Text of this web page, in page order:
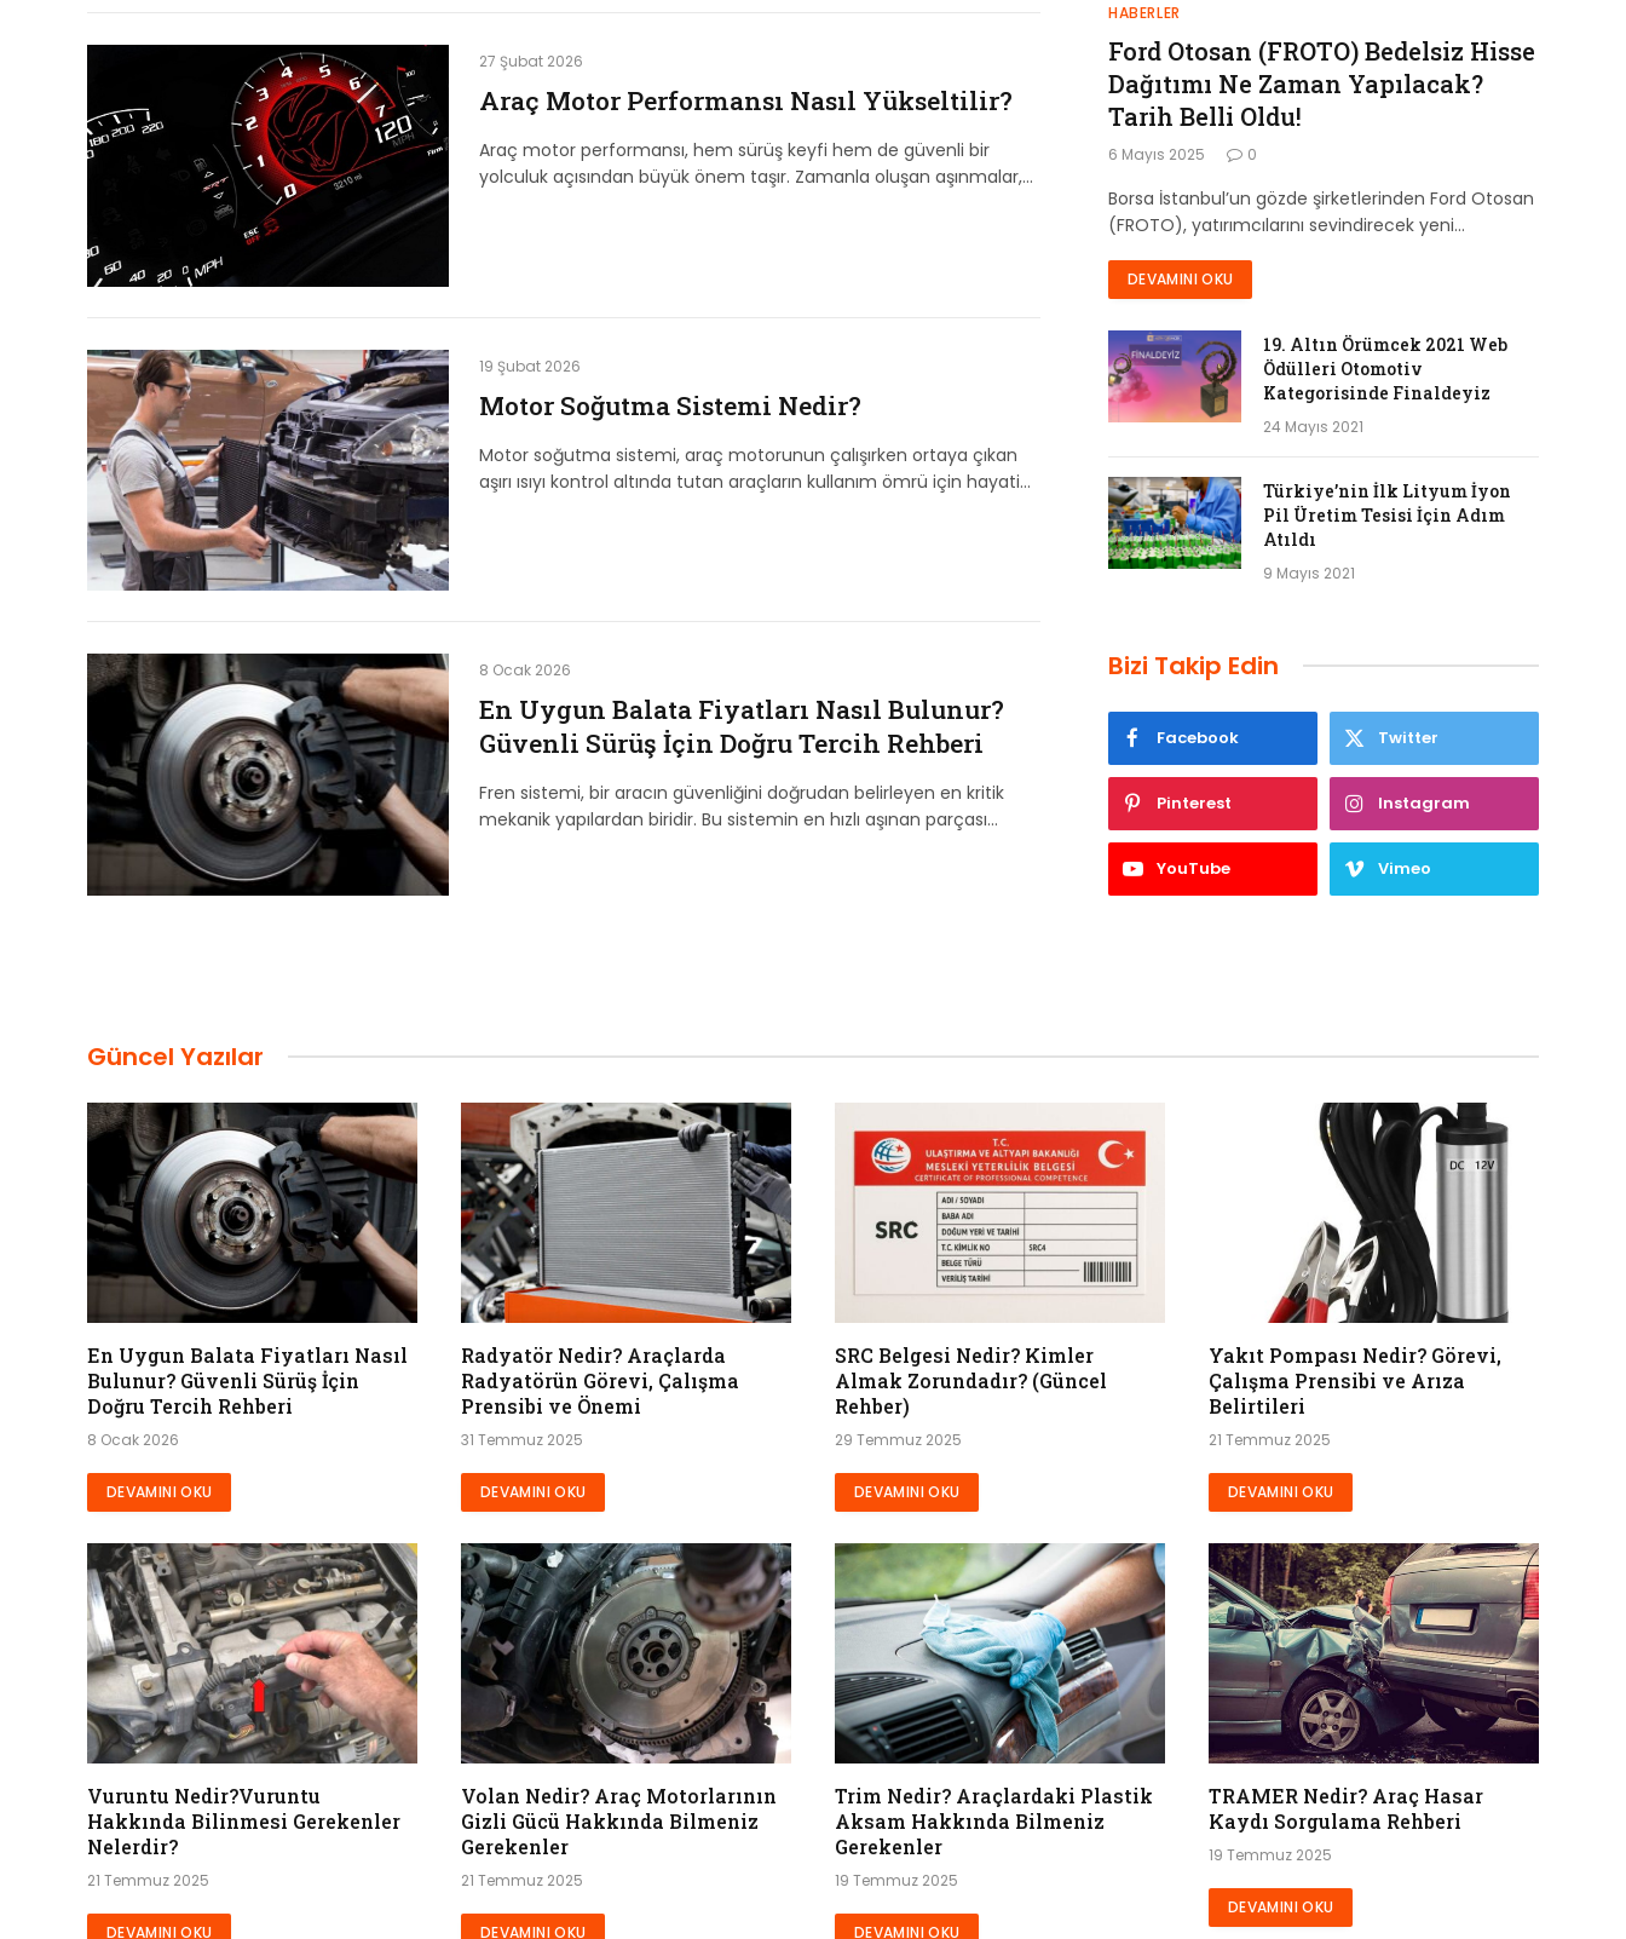
27 Şubat 2026
Araç Motor Performansı Nasıl Yükseltilir?
Araç motor performansı, hem sürüş keyfi hem de güvenli bir
yolculuk açısından büyük önem taşır. Zamanla oluşan aşınmalar,…
19 Şubat 2026
Motor Soğutma Sistemi Nedir?
Motor soğutma sistemi, araç motorunun çalışırken ortaya çıkan
aşırı ısıyı kontrol altında tutan araçların kullanım ömrü için hayati…
8 Ocak 2026
En Uygun Balata Fiyatları Nasıl Bulunur?
Güvenli Sürüş İçin Doğru Tercih Rehberi
Fren sistemi, bir aracın güvenliğini doğrudan belirleyen en kritik
mekanik yapılardan biridir. Bu sistemin en hızlı aşınan parçası…
HABERLER
Ford Otosan (FROTO) Bedelsiz Hisse
Dağıtımı Ne Zaman Yapılacak?
Tarih Belli Oldu!
6 Mayıs 2025 0
Borsa İstanbul’un gözde şirketlerinden Ford Otosan
(FROTO), yatırımcılarını sevindirecek yeni…
DEVAMINI OKU
19. Altın Örümcek 2021 Web
Ödülleri Otomotiv
Kategorisinde Finaldeyiz
24 Mayıs 2021
Türkiye’nin İlk Lityum İyon
Pil Üretim Tesisi İçin Adım
Atıldı
9 Mayıs 2021
Bizi Takip Edin
Facebook Twitter
Pinterest Instagram
YouTube Vimeo
Güncel Yazılar
En Uygun Balata Fiyatları Nasıl
Bulunur? Güvenli Sürüş İçin
Doğru Tercih Rehberi
8 Ocak 2026
DEVAMINI OKU
Radyatör Nedir? Araçlarda
Radyatörün Görevi, Çalışma
Prensibi ve Önemi
31 Temmuz 2025
DEVAMINI OKU
SRC Belgesi Nedir? Kimler
Almak Zorundadır? (Güncel
Rehber)
29 Temmuz 2025
DEVAMINI OKU
Yakıt Pompası Nedir? Görevi,
Çalışma Prensibi ve Arıza
Belirtileri
21 Temmuz 2025
DEVAMINI OKU
Vuruntu Nedir?Vuruntu
Hakkında Bilinmesi Gerekenler
Nelerdir?
21 Temmuz 2025
DEVAMINI OKU
Volan Nedir? Araç Motorlarının
Gizli Gücü Hakkında Bilmeniz
Gerekenler
21 Temmuz 2025
DEVAMINI OKU
Trim Nedir? Araçlardaki Plastik
Aksam Hakkında Bilmeniz
Gerekenler
19 Temmuz 2025
DEVAMINI OKU
TRAMER Nedir? Araç Hasar
Kaydı Sorgulama Rehberi
19 Temmuz 2025
DEVAMINI OKU